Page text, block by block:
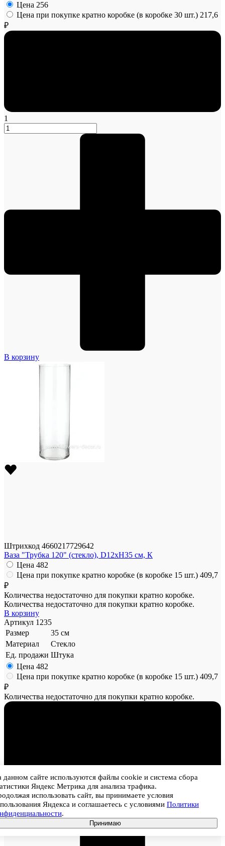
Цена 256
Цена при покупке кратно коробке (в коробке 30 шт.) 217,6
₽
1
В корзину
Штрихкод 4660217729642
Ваза "Трубка 120" (стекло), D12xH35 см, К
Цена 482
Цена при покупке кратно коробке (в коробке 15 шт.) 409,7
₽
Количества недостаточно для покупки кратно коробке.
Количества недостаточно для покупки кратно коробке.
В корзину
Артикул 1235
Размер
35 см
Материал
Стекло
Ед. продажи Штука
Цена 482
Цена при покупке кратно коробке (в коробке 15 шт.) 409,7
₽
Количества недостаточно для покупки кратно коробке.
1
данном сайте используются файлы cookie и система сбора
Яндекс Метрика для анализа трафика.
использовать сайт, вы принимаете условия
Яндекса и соглашаетесь с условиями Политики
.
Принимаю